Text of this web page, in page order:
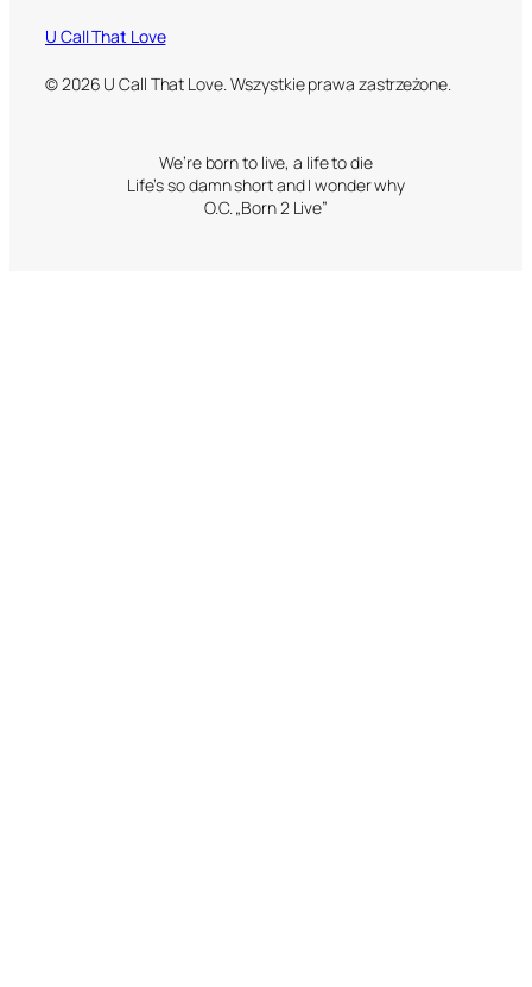
U Call That Love
© 2026 U Call That Love. Wszystkie prawa zastrzeżone.
We’re born to live, a life to die
Life’s so damn short and I wonder why
O.C. „Born 2 Live”